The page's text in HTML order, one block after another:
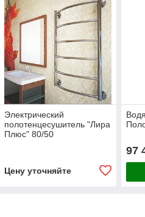
Электрический
полотенцесушитель "Лира
Плюс" 80/50
Цену уточняйте
97